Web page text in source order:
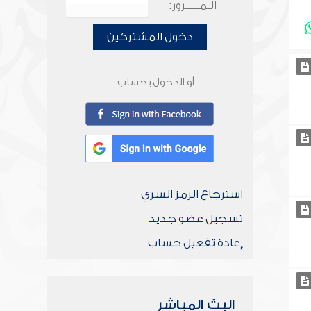
الـمـــــرور:
دخول المشتركين
أو الدخول بحساب
استرجاع الرمز السري
تسجيل عضو جديد
إعادة تفعيل حساب
البث المباشر